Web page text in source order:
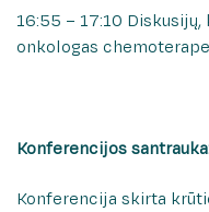
Klaipėdos
Pacientų
Rašykite
16:55 – 17:10
onkologas
Konferencijos
Konferencija skirta